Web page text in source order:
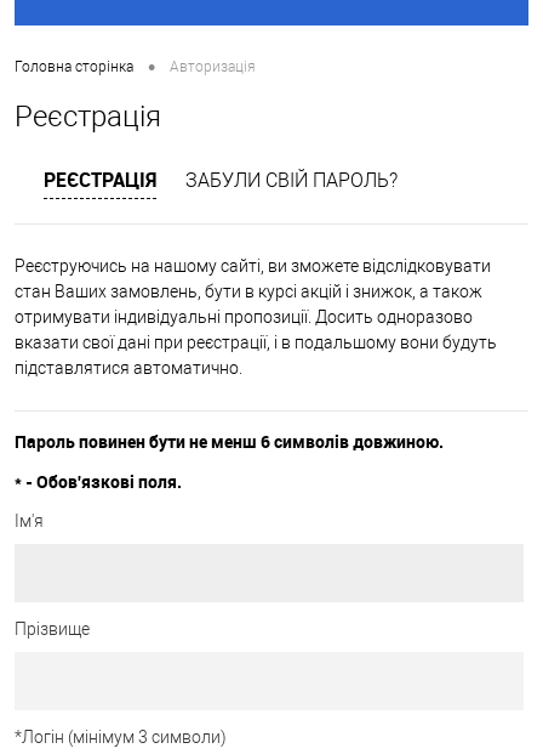
Головна сторінка • Авторизація
Реєстрація
РЕЄСТРАЦІЯ ЗАБУЛИ СВІЙ ПАРОЛЬ?
Реєструючись на нашому сайті, ви зможете відслідковувати
стан Ваших замовлень, бути в курсі акцій і знижок, а також
отримувати індивідуальні пропозиції. Досить одноразово
вказати свої дані при реєстрації, і в подальшому вони будуть
підставлятися автоматично.
Пароль повинен бути не менш 6 символів довжиною.
* - Обов'язкові поля.
Ім'я
Прізвище
*Логін (мінімум 3 символи)